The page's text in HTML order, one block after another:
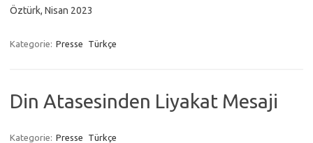
Öztürk, Nisan 2023
Kategorie: Presse Türkçe
Din Atasesinden Liyakat Mesaji
Kategorie: Presse Türkçe